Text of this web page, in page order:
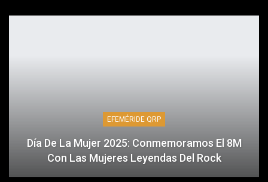
EFEMÉRIDE QRP
Día De La Mujer 2025: Conmemoramos El 8M
Con Las Mujeres Leyendas Del Rock